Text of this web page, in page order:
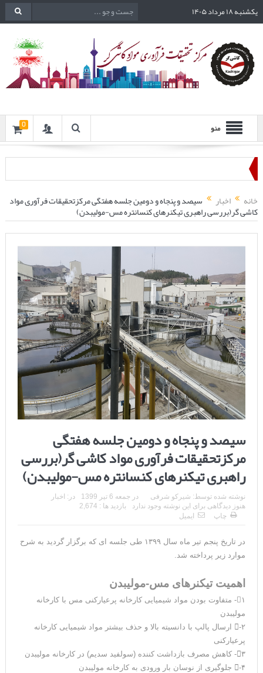
یکشنبه ۱۸ مرداد ۱۴۰۵
منو 0
خانه اخبار سیصد و پنجاه و دومین جلسه هفتگی مرکزتحقیقات فرآوری مواد
کاشی گر(بررسی راهبری تیکنرهای کنسانتره مس-مولیبدن)
سیصد و پنجاه و دومین جلسه هفتگی
مرکزتحقیقات فرآوری مواد کاشی گر(بررسی
راهبری تیکنرهای کنسانتره مس-مولیبدن)
نوشته شده توسط: شیرکو شرفی در جمعه 6 تیر 1399 در: اخبار
هنوز دیدگاهی برای این نوشته وجود ندارد
بازدید ها : 2,674
چاپ
ایمیل
در تاریخ پنجم تیر ماه سال ۱۳۹۹ طی جلسه ای که برگزار گردید به شرح
موارد زیر پرداخته شد.
اهمیت تیکنرهای مس-مولیبدن
۱- متفاوت بودن مواد شیمیایی کارخانه پرعیارکنی مس با کارخانه
مولیبدن
۲- ارسال پالپ با دانسیته بالا و حذف بیشتر مواد شیمیایی کارخانه
پرعیارکنی
۳- کاهش مصرف بازداشت کننده (سولفید سدیم) در کارخانه مولیبدن
۴- جلوگیری از نوسان بار ورودی به کارخانه مولیبدن